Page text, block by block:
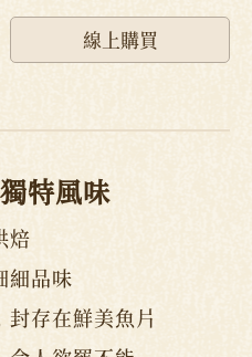
線上購買
特風味
焙
細品味
存在鮮美魚片